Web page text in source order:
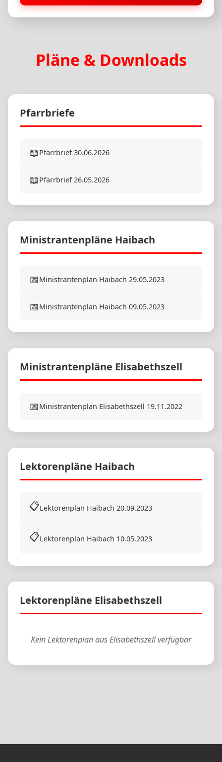
Pläne & Downloads
Pfarrbriefe
📖Pfarrbrief 30.06.2026
📖Pfarrbrief 26.05.2026
Ministrantenpläne Haibach
📅Ministrantenplan Haibach 29.05.2023
📅Ministrantenplan Haibach 09.05.2023
Ministrantenpläne Elisabethszell
📅Ministrantenplan Elisabethszell 19.11.2022
Lektorenpläne Haibach
📋Lektorenplan Haibach 20.09.2023
📋Lektorenplan Haibach 10.05.2023
Lektorenpläne Elisabethszell
Kein Lektorenplan aus Elisabethszell verfügbar